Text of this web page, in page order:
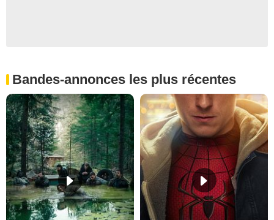
Bandes-annonces les plus récentes